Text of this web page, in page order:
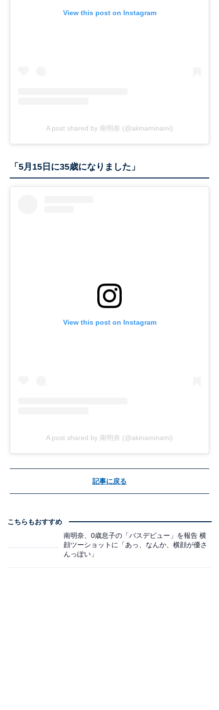
View this post on Instagram
A post shared by 南明奈 (@akinaminami)
「5月15日に35歳になりました」
View this post on Instagram
A post shared by 南明奈 (@akinaminami)
記事に戻る
こちらもおすすめ
南明奈、0歳息子の「バスデビュー」を報告 横
顔ツーショットに「あっ、なんか、横顔が優さ
んっぽい」